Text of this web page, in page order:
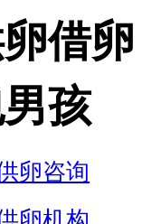
借卵
孩
卵咨询